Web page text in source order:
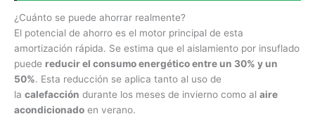
¿Cuánto se puede ahorrar realmente?
El potencial de ahorro es el motor principal de esta
amortización rápida. Se estima que el aislamiento por insuflado
puede reducir el consumo energético entre un 30% y un
50%. Esta reducción se aplica tanto al uso de
la calefacción durante los meses de invierno como al aire
acondicionado en verano.